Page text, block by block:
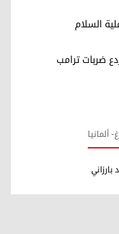
السلام
ضربات ترامب
ألمانیا